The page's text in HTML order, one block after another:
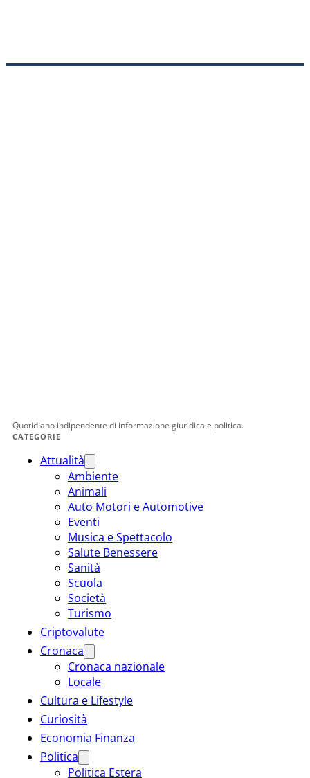
Quotidiano indipendente di informazione giuridica e politica.
CATEGORIE
Attualità
Ambiente
Animali
Auto Motori e Automotive
Eventi
Musica e Spettacolo
Salute Benessere
Sanità
Scuola
Società
Turismo
Criptovalute
Cronaca
Cronaca nazionale
Locale
Cultura e Lifestyle
Curiosità
Economia Finanza
Politica
Politica Estera